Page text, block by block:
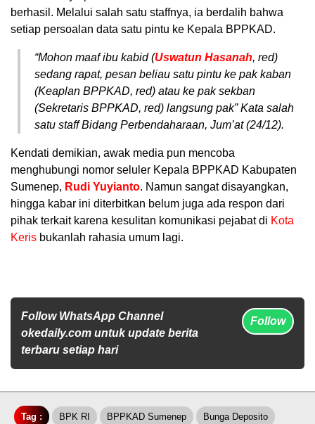
berhasil. Melalui salah satu staffnya, ia berdalih bahwa
setiap persoalan data satu pintu ke Kepala BPPKAD.
“Mohon maaf ibu kabid (Uswatun Hasanah, red)
sedang rapat, pesan beliau satu pintu ke pak kaban
(Keaplan BPPKAD, red) atau ke pak sekban
(Sekretaris BPPKAD, red) langsung pak” Kata salah
satu staff Bidang Perbendaharaan, Jum’at (24/12).
Kendati demikian, awak media pun mencoba
menghubungi nomor seluler Kepala BPPKAD Kabupaten
Sumenep, Rudi Yuyianto. Namun sangat disayangkan,
hingga kabar ini diterbitkan belum juga ada respon dari
pihak terkait karena kesulitan komunikasi pejabat di Kota
Keris bukanlah rahasia umum lagi.
Follow WhatsApp Channel
okedaily.com untuk update berita
terbaru setiap hari
Follow
Tag : BPK RI BPPKAD Sumenep Bunga Deposito